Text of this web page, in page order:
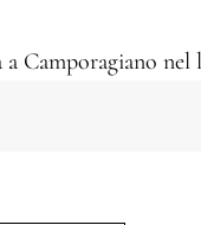
Camporagiano nel